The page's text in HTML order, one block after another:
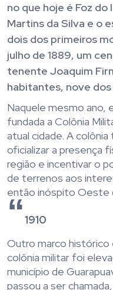
no que hoje é Foz do
Martins da Silva e o
dois dos primeiros
julho de 1889, um
tenente Joaquim
habitantes, nove
Naquele mesmo ano,
fundada a Colônia
atual cidade. A
oficializar a presença
região e incentivar o
de terrenos aos
então inóspito Oeste
1910
Outro marco histórico
colônia militar foi
município de
passou a ser